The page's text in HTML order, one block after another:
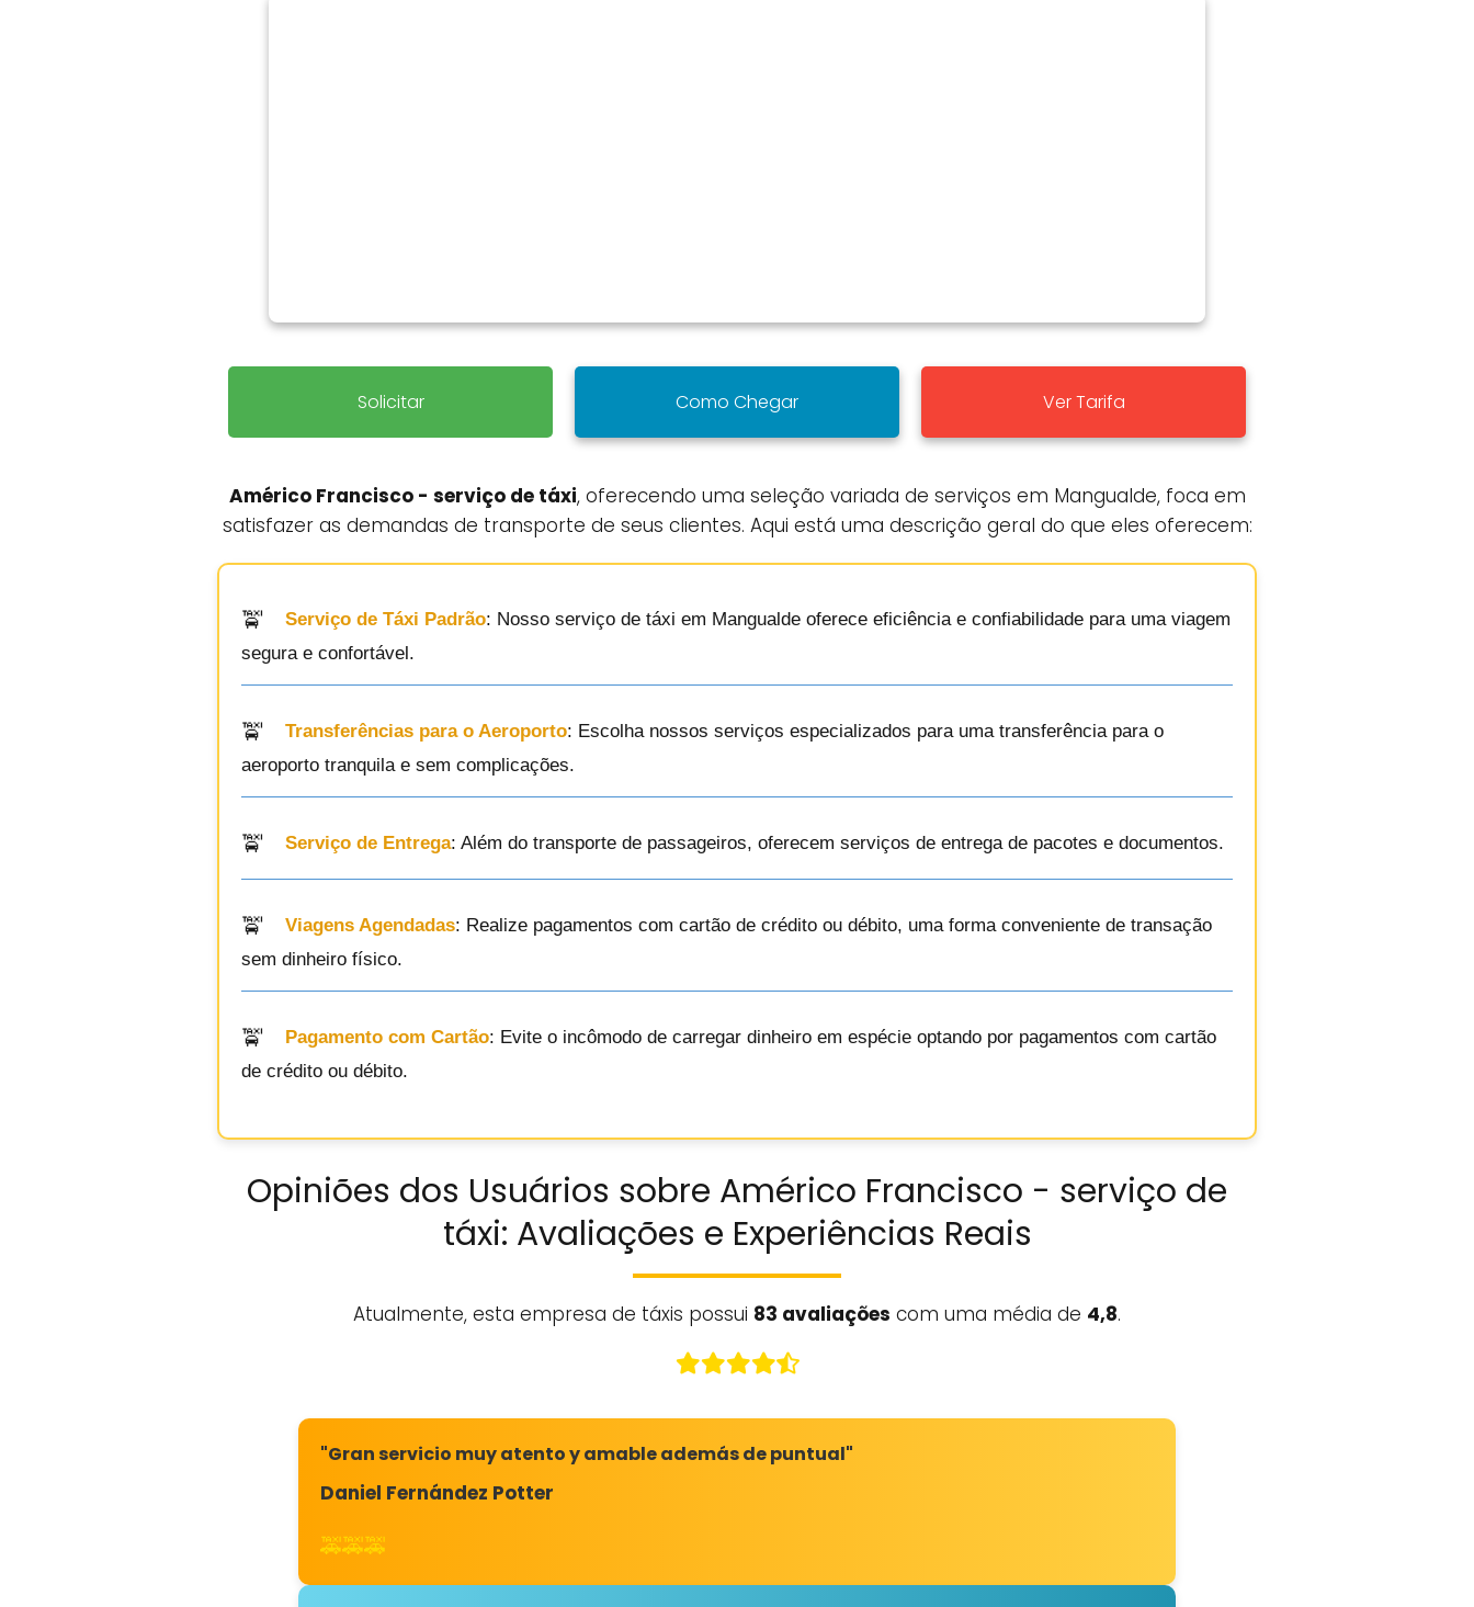
Solicitar Como Chegar Ver Tarifa
Américo Francisco - serviço de táxi, oferecendo uma seleção variada de serviços em Mangualde, foca em
satisfazer as demandas de transporte de seus clientes. Aqui está uma descrição geral do que eles oferecem:
Serviço de Táxi Padrão: Nosso serviço de táxi em Mangualde oferece eficiência e confiabilidade para uma viagem
segura e confortável.
Transferências para o Aeroporto: Escolha nossos serviços especializados para uma transferência para o
aeroporto tranquila e sem complicações.
Serviço de Entrega: Além do transporte de passageiros, oferecem serviços de entrega de pacotes e documentos.
Viagens Agendadas: Realize pagamentos com cartão de crédito ou débito, uma forma conveniente de transação
sem dinheiro físico.
Pagamento com Cartão: Evite o incômodo de carregar dinheiro em espécie optando por pagamentos com cartão
de crédito ou débito.
Opiniões dos Usuários sobre Américo Francisco - serviço de
táxi: Avaliações e Experiências Reais
Atualmente, esta empresa de táxis possui 83 avaliações com uma média de 4,8.
"Gran servicio muy atento y amable además de puntual"
Daniel Fernández Potter
🚕🚕🚕